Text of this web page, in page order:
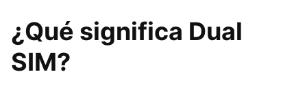
¿Qué significa Dual
SIM?